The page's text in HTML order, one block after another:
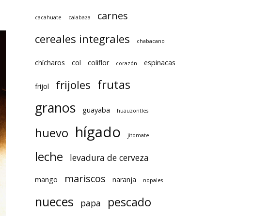
cacahuate calabaza carnes
cereales integrales chabacano
chícharos col coliflor corazón espinacas
frijol frijoles frutas
granos guayaba huauzontles
huevo hígado jitomate
leche levadura de cerveza
mango mariscos naranja nopales
nueces papa pescado